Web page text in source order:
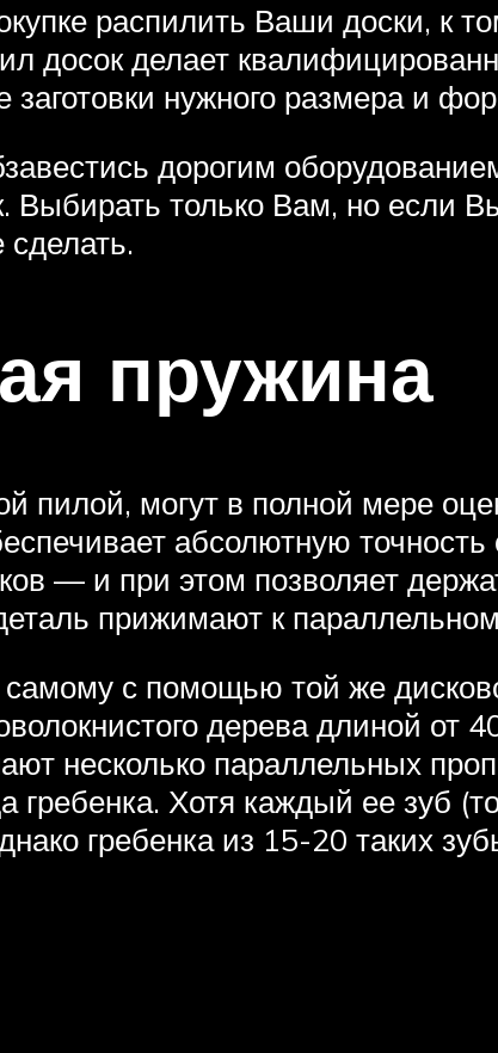
распилить Ваши доски, к
досок делает
заготовки нужного размера и
дорогим
Выбирать только Вам, но если
сделать.
пружина
пилой, могут в полной мере
абсолютную
— и при этом позволяет
прижимают к
с помощью той же
дерева длиной от
несколько параллельных
гребенка. Хотя каждый ее
гребенка из 15-20 таких